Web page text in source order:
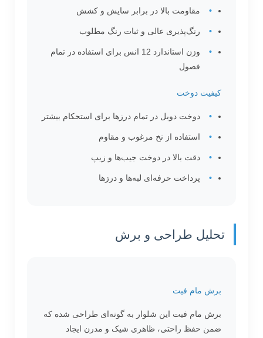
مقاومت بالا در برابر سایش و کشش
رنگ‌پذیری عالی و ثبات رنگ مطلوب
وزن استاندارد 12 انس برای استفاده در تمام
فصول
کیفیت دوخت
دوخت دوبل در تمام درزها برای استحکام بیشتر
استفاده از نخ مرغوب و مقاوم
دقت بالا در دوخت جیب‌ها و زیپ
پرداخت حرفه‌ای لبه‌ها و درزها
تحلیل طراحی و برش
برش مام فیت
برش مام فیت این شلوار به گونه‌ای طراحی شده که
ضمن حفظ راحتی، ظاهری شیک و مدرن ایجاد